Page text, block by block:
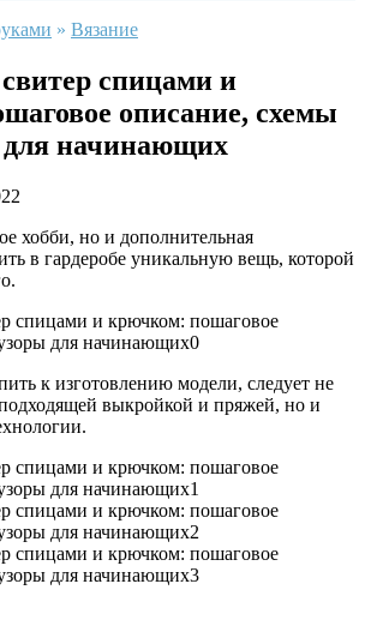
» Вязание
спицами и
описание, схемы
начинающих
хобби, но и дополнительная
в гардеробе уникальную вещь, которой
к изготовлению модели, следует не
подходящей выкройкой и пряжей, но и